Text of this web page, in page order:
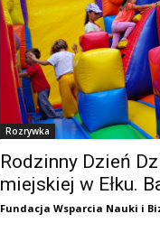
Rozrywka
Rodzinny Dzień
miejskiej w Ełku.
Fundacja Wsparcia Nauki i